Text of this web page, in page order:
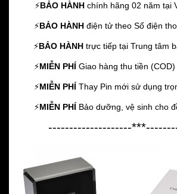
⚡️BẢO HÀNH chính hãng 02 năm tại
⚡️BẢO HÀNH điện tử theo Số điện
⚡️BẢO HÀNH trực tiếp tại Trung
⚡️MIỄN PHÍ Giao hàng thu tiền
⚡️MIỄN PHÍ Thay Pin mới sử dụng
⚡️MIỄN PHÍ Bảo dưỡng, vệ sinh cho
--------------------